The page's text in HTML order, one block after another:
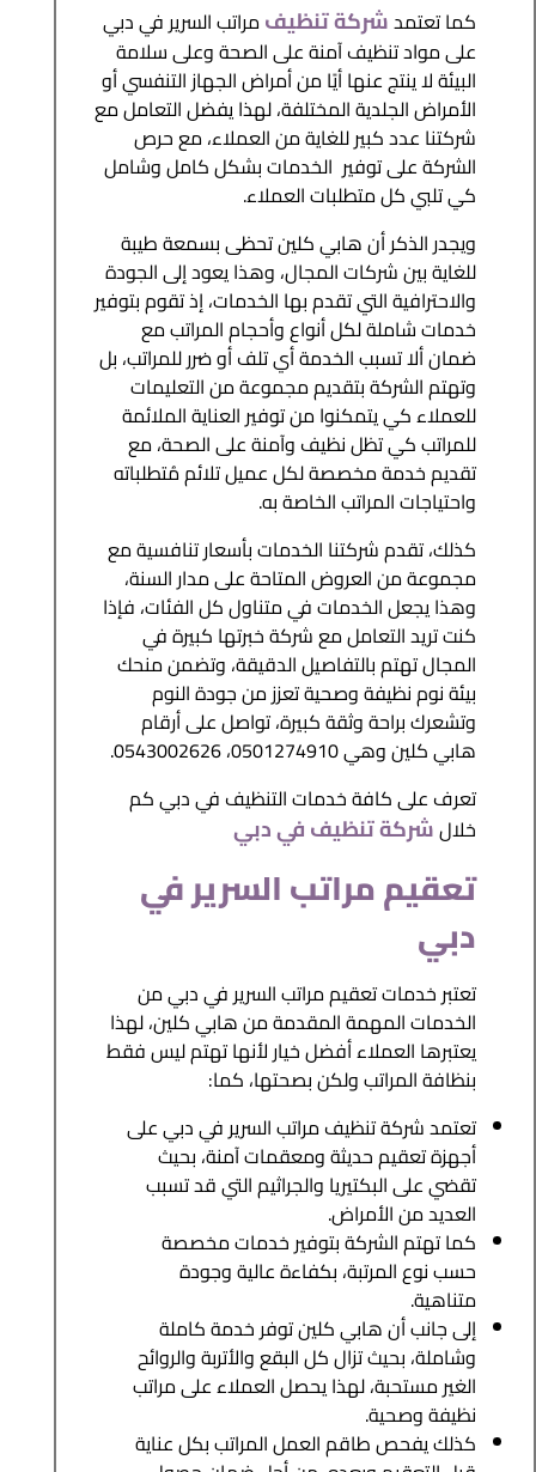
كما تعتمدشركة تنظيف مراتب السرير في دبي
على مواد تنظيف آمنة على الصحة وعلى سلامة
البيئة لا ينتج عنها أيًا من أمراض الجهاز التنفسي أو
الأمراض الجلدية المختلفة، لهذا يفضل التعامل مع
شركتنا عدد كبير للغاية من العملاء، مع حرص
الشركة على توفير الخدمات بشكل كامل وشامل
كي تلبي كل متطلبات العملاء.
ويجدر الذكر أن هابي كلين تحظى بسمعة طيبة
للغاية بين شركات المجال، وهذا يعود إلى الجودة
والاحترافية التي تقدم بها الخدمات، إذ تقوم بتوفير
خدمات شاملة لكل أنواع وأحجام المراتب مع
ضمان ألا تسبب الخدمة أي تلف أو ضرر للمراتب، بل
وتهتم الشركة بتقديم مجموعة من التعليمات
للعملاء كي يتمكنوا من توفير العناية الملائمة
للمراتب كي تظل نظيف وآمنة على الصحة، مع
تقديم خدمة مخصصة لكل عميل تلائم مُتطلباته
واحتياجات المراتب الخاصة به.
كذلك، تقدم شركتنا الخدمات بأسعار تنافسية مع
مجموعة من العروض المتاحة على مدار السنة،
وهذا يجعل الخدمات في متناول كل الفئات، فإذا
كنت تريد التعامل مع شركة خبرتها كبيرة في
المجال تهتم بالتفاصيل الدقيقة، وتضمن منحك
بيئة نوم نظيفة وصحية تعزز من جودة النوم
وتشعرك براحة وثقة كبيرة، تواصل على أرقام
هابي كلين وهي 0501274910، 0543002626.
تعرف على كافة خدمات التنظيف في دبي كم
خلالشركة تنظيف في دبي
تعقيم مراتب السرير في
دبي
تعتبر خدمات تعقيم مراتب السرير في دبي من
الخدمات المهمة المقدمة من هابي كلين، لهذا
يعتبرها العملاء أفضل خيار لأنها تهتم ليس فقط
بنظافة المراتب ولكن بصحتها، كما:
تعتمد شركة تنظيف مراتب السرير في دبي على
أجهزة تعقيم حديثة ومعقمات آمنة، بحيث
تقضي على البكتيريا والجراثيم التي قد تسبب
العديد من الأمراض.
كما تهتم الشركة بتوفير خدمات مخصصة
حسب نوع المرتبة، بكفاءة عالية وجودة
متناهية.
إلى جانب أن هابي كلين توفر خدمة كاملة
وشاملة، بحيث تزال كل البقع والأتربة والروائح
الغير مستحبة، لهذا يحصل العملاء على مراتب
نظيفة وصحية.
كذلك يفحص طاقم العمل المراتب بكل عناية